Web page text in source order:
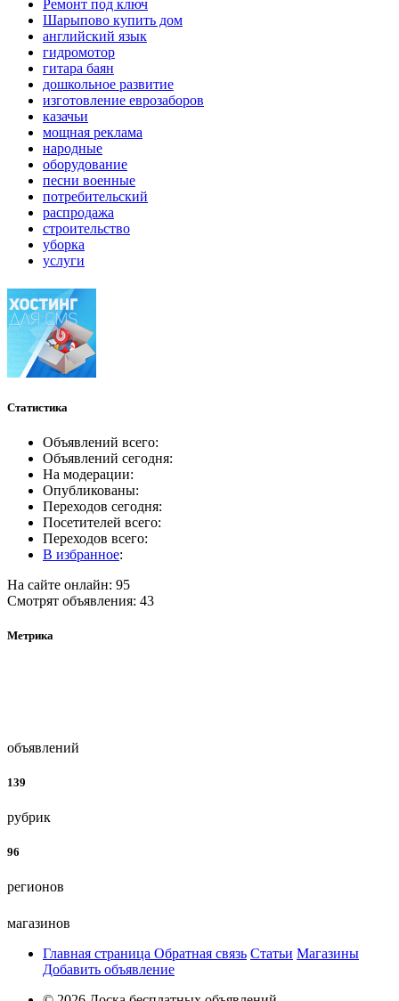
Ремонт под ключ
Шарыпово купить дом
английский язык
гидромотор
гитара баян
дошкольное развитие
изготовление еврозаборов
казачьи
мощная реклама
народные
оборудование
песни военные
потребительский
распродажа
строительство
уборка
услуги
Статистика
Объявлений всего:
Объявлений сегодня:
На модерации:
Опубликованы:
Переходов сегодня:
Посетителей всего:
Переходов всего:
В избранное:
На сайте онлайн: 95
Смотрят объявления: 43
Метрика
объявлений
139
рубрик
96
регионов
магазинов
Главная страница Обратная связь Статьи Магазины
Добавить объявление